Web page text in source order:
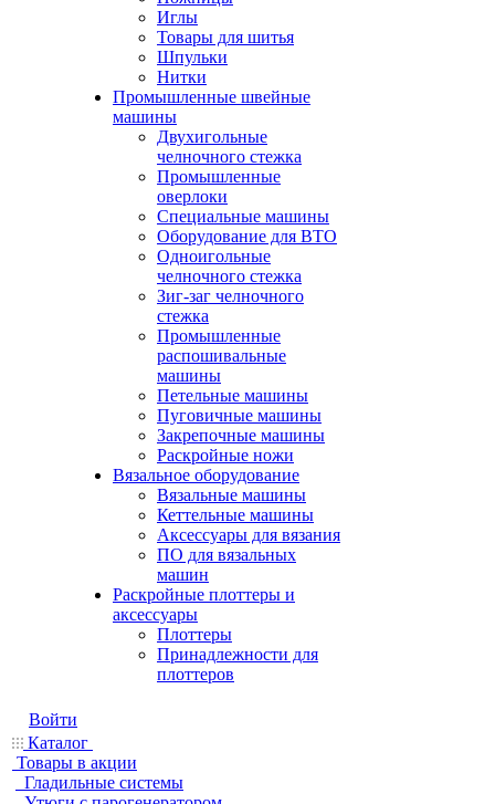
Иглы
Товары для шитья
Шпульки
Нитки
Промышленные швейные
машины
Двухигольные
челночного стежка
Промышленные
оверлоки
Специальные машины
Оборудование для ВТО
Одноигольные
челночного стежка
Зиг-заг челночного
стежка
Промышленные
распошивальные
машины
Петельные машины
Пуговичные машины
Закрепочные машины
Раскройные ножи
Вязальное оборудование
Вязальные машины
Кеттельные машины
Аксессуары для вязания
ПО для вязальных
машин
Раскройные плоттеры и
аксессуары
Плоттеры
Принадлежности для
плоттеров
Войти
Каталог
Товары в акции
Гладильные системы